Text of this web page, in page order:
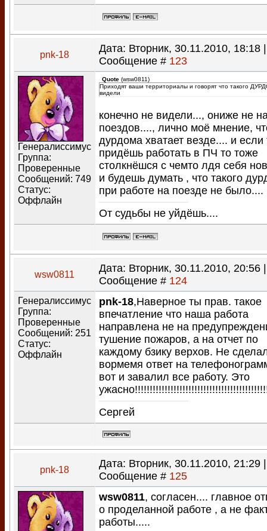
pnk-18
Дата: Вторник, 30.11.2010, 18:18 |
Сообщение # 123
Генералиссимус
Группа:
Проверенные
Сообщений: 749
Статус:
Оффлайн
Quote (wsw0811)
Приходят ваши территориалы и говорят что такого
видели
конечно не видели..., ониже не
поездов...., лично моё мнение,
дурдома хватает везде.... и если
придёшь работать в ПЧ то тоже
столкнёшся с чемто лдя себя
и будешь думать , что такого
при работе на поезде не было....
От судьбы не уйдёшь....
wsw0811
Дата: Вторник, 30.11.2010, 20:56 |
Сообщение # 124
Генералиссимус
Группа:
Проверенные
Сообщений: 251
Статус:
Оффлайн
pnk-18,Наверное ты прав. такое
впечатление что наша работа
направлена не на
тушение пожаров, а на отчет по
каждому бзику верхов. Не
вормемя ответ на
вот и завалил все работу. Это
Сергей
pnk-18
Дата: Вторник, 30.11.2010, 21:29 |
Сообщение # 125
wsw0811, согласен.... главное
о проделанной работе , а не
работы.....